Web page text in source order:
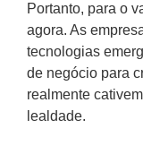
Portanto, para o
agora. As
tecnologias
de negócio para
realmente
lealdade.